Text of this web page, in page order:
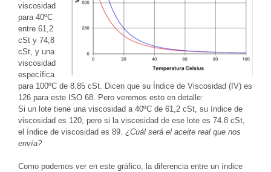
viscosidad
para 40ºC
entre 61,2
cSt y 74,8
cSt, y una
viscosidad
específica
para 100ºC de 8.85 cSt. Dicen que su Índice de Viscosidad (IV) es
126 para este ISO 68. Pero veremos esto en detalle:
Si un lote tiene una viscosidad a 40ºC de 61,2 cSt, su índice de
viscosidad es 120, pero si la viscosidad de ese lote es 74.8 cSt,
el índice de viscosidad es 89. ¿Cuál será el aceite real que nos
envía?
Como podemos ver en este gráfico, la diferencia entre un índice